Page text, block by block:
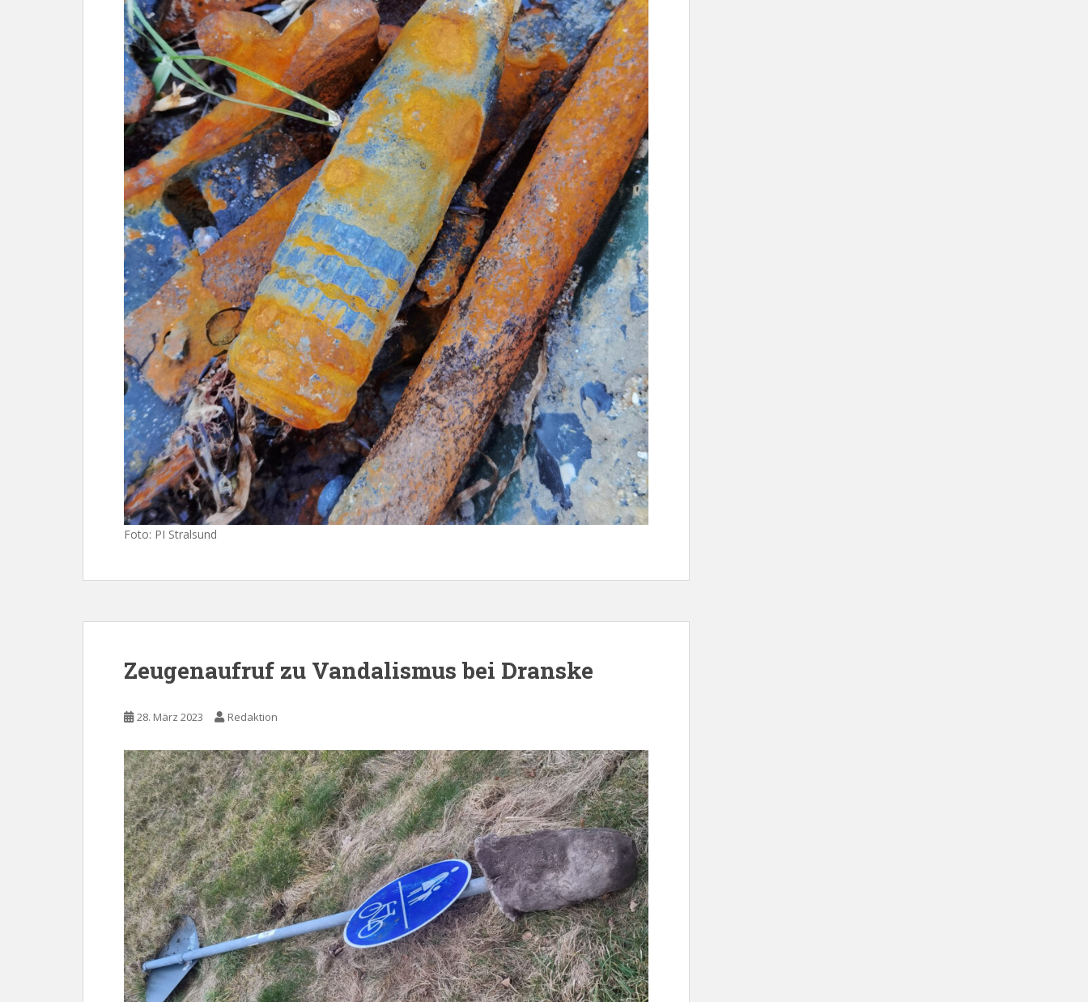
Foto: PI Stralsund
Zeugenaufruf zu Vandalismus bei Dranske
28. März 2023 Redaktion